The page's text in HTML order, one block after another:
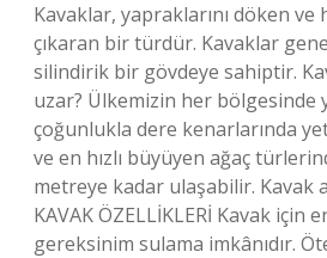
Kavaklar, yapraklarını döken ve
çıkaran bir türdür. Kavaklar
silindirik bir gövdeye sahiptir.
uzar? Ülkemizin her bölgesinde
çoğunlukla dere kenarlarında
ve en hızlı büyüyen ağaç
metreye kadar ulaşabilir. Kavak
KAVAK ÖZELLİKLERİ Kavak için
gereksinim sulama imkânıdır.